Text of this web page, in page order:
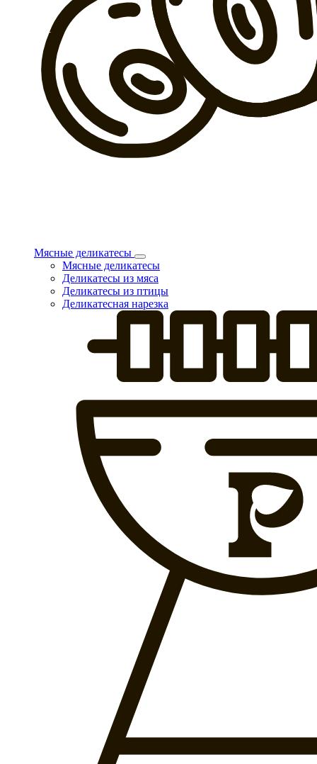
Мясные деликатесы
Мясные деликатесы
Деликатесы из мяса
Деликатесы из птицы
Деликатесная нарезка